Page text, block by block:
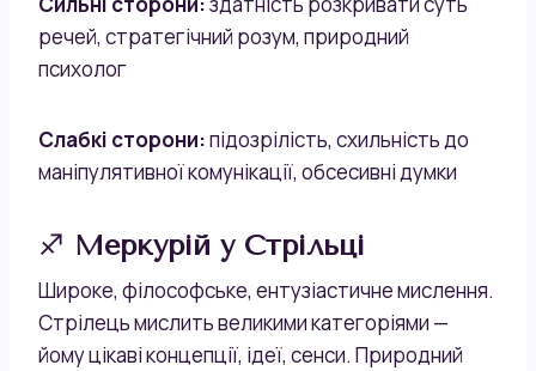
речей, стратегічний розум, природний
психолог
Слабкі сторони:підозрілість, схильність до
маніпулятивної комунікації, обсесивні думки
♐ Меркурій у Стрільці
Широке, філософське, ентузіастичне мислення.
Стрілець мислить великими категоріями —
йому цікаві концепції, ідеї, сенси. Природний